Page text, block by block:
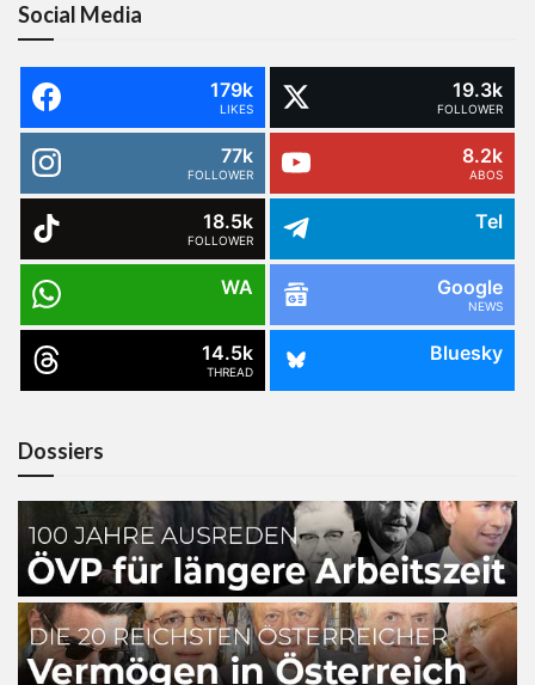
Social Media
179k
LIKES
19.3k
FOLLOWER
77k
FOLLOWER
8.2k
ABOS
18.5k
FOLLOWER
Tel
WA Google
NEWS
14.5k
THREAD
Bluesky
Dossiers